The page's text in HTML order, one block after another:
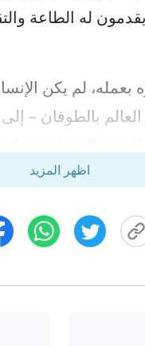
له الطاعة
بعمله، لم يكن
بالطوفان –
عن افتقارهم إلى
ليهوه، ولكن
مع نوح
اظهر المزيد